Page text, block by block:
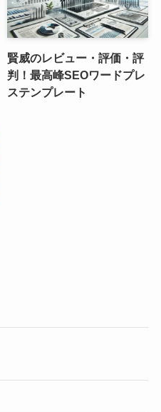
賢威のレビュー・評価・評
判！最高峰SEOワードプレ
ステンプレート